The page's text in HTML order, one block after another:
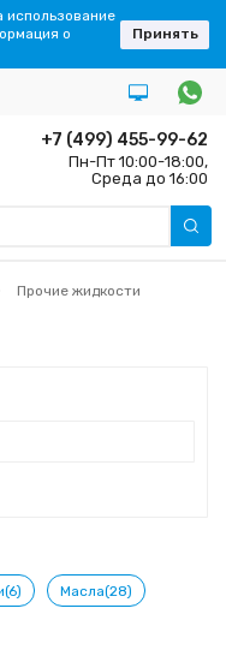
+7 (499) 455-99-62
Пн-Пт 10:00-18:00,
Среда до 16:00
Прочие жидкости
Масла(28)
использование
о
Принять